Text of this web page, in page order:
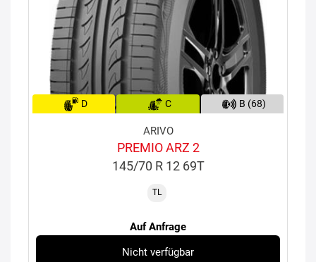
D C B (68)
ARIVO
PREMIO ARZ 2
145/70 R 12 69T
TL
Auf Anfrage
Nicht verfügbar